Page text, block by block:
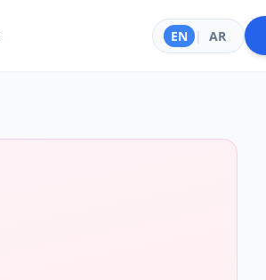
EN | AR